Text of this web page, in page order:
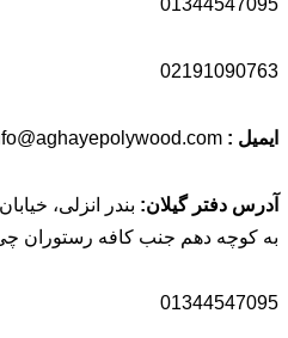
گیلان:بندر انزلی، خیابان
جنب کافه رستوران چی دا